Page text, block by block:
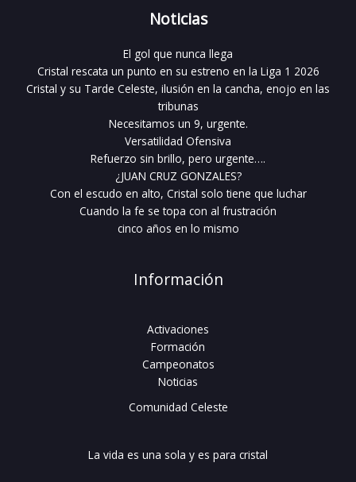
Noticias
El gol que nunca llega
Cristal rescata un punto en su estreno en la Liga 1 2026
Cristal y su Tarde Celeste, ilusión en la cancha, enojo en las
tribunas
Necesitamos un 9, urgente.
Versatilidad Ofensiva
Refuerzo sin brillo, pero urgente….
¿JUAN CRUZ GONZALES?
Con el escudo en alto, Cristal solo tiene que luchar
Cuando la fe se topa con al frustración
cinco años en lo mismo
Información
Activaciones
Formación
Campeonatos
Noticias
Comunidad Celeste
La vida es una sola y es para cristal